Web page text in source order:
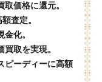
価格に還元。
査定。
化。
取を実現。
ピーディーに高額